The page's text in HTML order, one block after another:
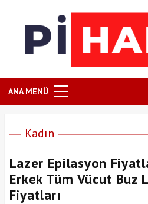
ANA MENÜ
Kadın
Lazer Epilasyon
Erkek Tüm Vücut Buz
Fiyatları